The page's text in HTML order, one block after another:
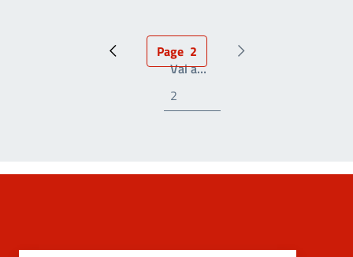
Pagina precedentePagina attuale
Page 2 Prossima pagina
Vai a…Write the page number